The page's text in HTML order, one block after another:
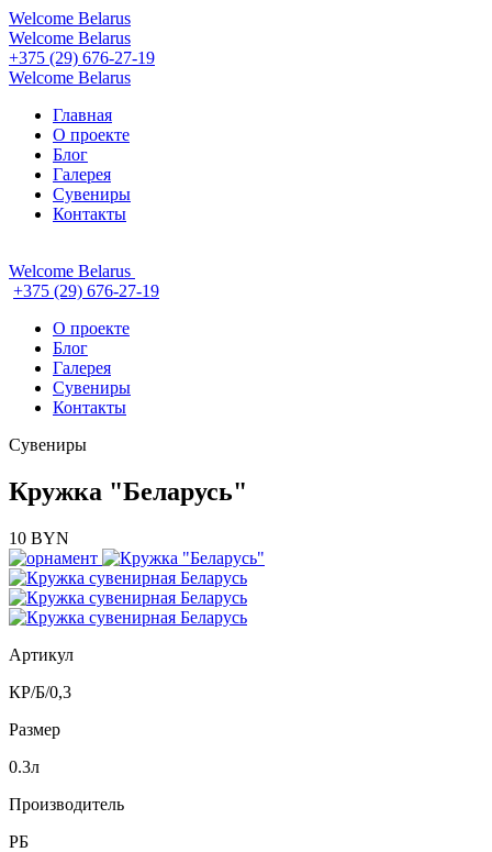
Welcome Belarus
Welcome Belarus
+375 (29) 676-27-19
Welcome Belarus
Главная
О проекте
Блог
Галерея
Сувениры
Контакты
Welcome Belarus
+375 (29) 676-27-19
О проекте
Блог
Галерея
Сувениры
Контакты
Сувениры
Кружка "Беларусь"
10 BYN
Артикул
КР/Б/0,3
Размер
0.3л
Производитель
РБ